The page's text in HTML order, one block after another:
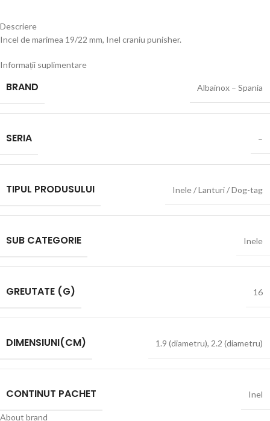
Descriere
Incel de marimea 19/22 mm, Inel craniu punisher.
Informații suplimentare
BRAND Albainox – Spania
SERIA –
TIPUL PRODUSULUI Inele / Lanturi / Dog-tag
SUB CATEGORIE Inele
GREUTATE (G) 16
DIMENSIUNI(CM) 1.9 (diametru), 2.2 (diametru)
CONTINUT PACHET Inel
About brand